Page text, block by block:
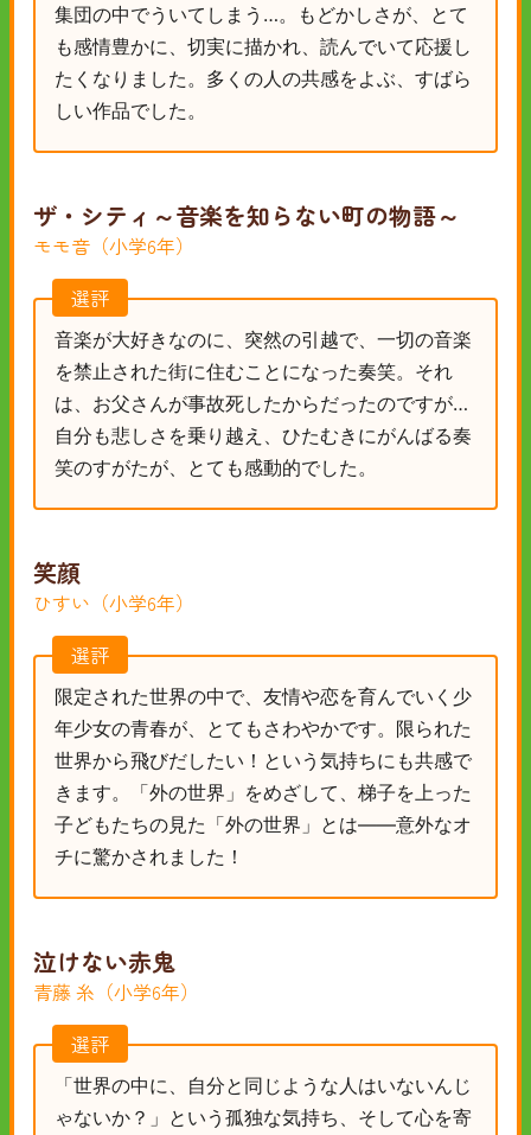
集団の中でういてしまう…。もどかしさが、とて
も感情豊かに、切実に描かれ、読んでいて応援し
たくなりました。多くの人の共感をよぶ、すばら
しい作品でした。
ザ・シティ～音楽を知らない町の物語～
モモ音（小学6年）
選評
音楽が大好きなのに、突然の引越で、一切の音楽
を禁止された街に住むことになった奏笑。それ
は、お父さんが事故死したからだったのですが…
自分も悲しさを乗り越え、ひたむきにがんばる奏
笑のすがたが、とても感動的でした。
笑顔
ひすい（小学6年）
選評
限定された世界の中で、友情や恋を育んでいく少
年少女の青春が、とてもさわやかです。限られた
世界から飛びだしたい！という気持ちにも共感で
きます。「外の世界」をめざして、梯子を上った
子どもたちの見た「外の世界」とは——意外なオ
チに驚かされました！
泣けない赤鬼
青藤 糸（小学6年）
選評
「世界の中に、自分と同じような人はいないんじ
ゃないか？」という孤独な気持ち、そして心を寄